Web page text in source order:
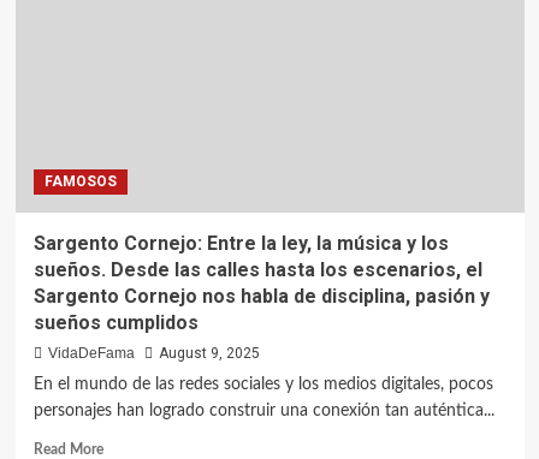
FAMOSOS
Sargento Cornejo: Entre la ley, la música y los
sueños. Desde las calles hasta los escenarios, el
Sargento Cornejo nos habla de disciplina, pasión y
sueños cumplidos
VidaDeFama
August 9, 2025
En el mundo de las redes sociales y los medios digitales, pocos
personajes han logrado construir una conexión tan auténtica...
Read More